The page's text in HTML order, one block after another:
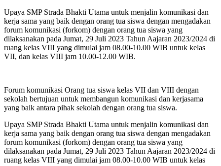
Upaya SMP Strada Bhakti Utama untuk menjalin komunikasi dan
kerja sama yang baik dengan orang tua siswa dengan mengadakan
forum komunikasi (forkom) dengan orang tua siswa yang
dilaksanakan pada Jumat, 29 Juli 2023 Tahun Aajaran 2023/2024 di
ruang kelas VIII yang dimulai jam 08.00-10.00 WIB untuk kelas
VII, dan kelas VIII jam 10.00-12.00 WIB.
Forum komunikasi Orang tua siswa kelas VII dan VIII dengan
sekolah bertujuan untuk membangun komunikasi dan kerjasama
yang baik antara pihak sekolah dengan orang tua siswa.
Upaya SMP Strada Bhakti Utama untuk menjalin komunikasi dan
kerja sama yang baik dengan orang tua siswa dengan mengadakan
forum komunikasi (forkom) dengan orang tua siswa yang
dilaksanakan pada Jumat, 29 Juli 2023 Tahun Aajaran 2023/2024 di
ruang kelas VIII yang dimulai jam 08.00-10.00 WIB untuk kelas